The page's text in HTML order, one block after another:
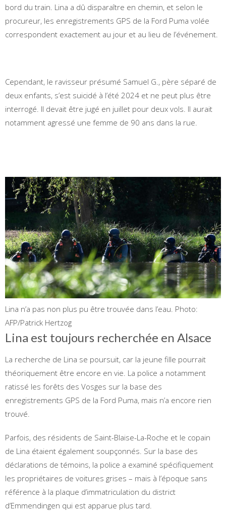
bord du train. Lina a dû disparaître en chemin, et selon le
procureur, les enregistrements GPS de la Ford Puma volée
correspondent exactement au jour et au lieu de l’événement.
Cependant, le ravisseur présumé Samuel G., père séparé de
deux enfants, s’est suicidé à l’été 2024 et ne peut plus être
interrogé. Il devait être jugé en juillet pour deux vols. Il aurait
notamment agressé une femme de 90 ans dans la rue.
Lina n’a pas non plus pu être trouvée dans l’eau. Photo:
AFP/Patrick Hertzog
Lina est toujours recherchée en Alsace
La recherche de Lina se poursuit, car la jeune fille pourrait
théoriquement être encore en vie. La police a notamment
ratissé les forêts des Vosges sur la base des
enregistrements GPS de la Ford Puma, mais n’a encore rien
trouvé.
Parfois, des résidents de Saint-Blaise-La-Roche et le copain
de Lina étaient également soupçonnés. Sur la base des
déclarations de témoins, la police a examiné spécifiquement
les propriétaires de voitures grises – mais à l’époque sans
référence à la plaque d’immatriculation du district
d’Emmendingen qui est apparue plus tard.